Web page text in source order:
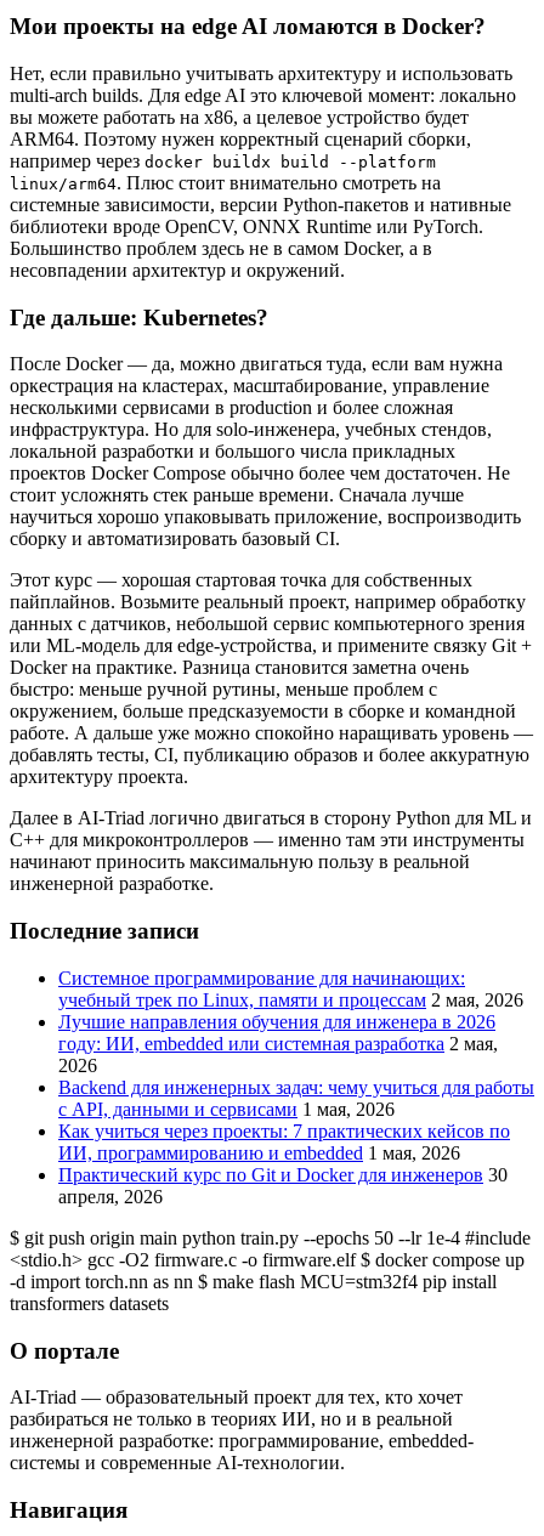
Мои проекты на edge AI ломаются в Docker?
Нет, если правильно учитывать архитектуру и использовать
multi-arch builds. Для edge AI это ключевой момент: локально
вы можете работать на x86, а целевое устройство будет
ARM64. Поэтому нужен корректный сценарий сборки,
например через docker buildx build --platform
linux/arm64. Плюс стоит внимательно смотреть на
системные зависимости, версии Python-пакетов и нативные
библиотеки вроде OpenCV, ONNX Runtime или PyTorch.
Большинство проблем здесь не в самом Docker, а в
несовпадении архитектур и окружений.
Где дальше: Kubernetes?
После Docker — да, можно двигаться туда, если вам нужна
оркестрация на кластерах, масштабирование, управление
несколькими сервисами в production и более сложная
инфраструктура. Но для solo-инженера, учебных стендов,
локальной разработки и большого числа прикладных
проектов Docker Compose обычно более чем достаточен. Не
стоит усложнять стек раньше времени. Сначала лучше
научиться хорошо упаковывать приложение, воспроизводить
сборку и автоматизировать базовый CI.
Этот курс — хорошая стартовая точка для собственных
пайплайнов. Возьмите реальный проект, например обработку
данных с датчиков, небольшой сервис компьютерного зрения
или ML-модель для edge-устройства, и примените связку Git +
Docker на практике. Разница становится заметна очень
быстро: меньше ручной рутины, меньше проблем с
окружением, больше предсказуемости в сборке и командной
работе. А дальше уже можно спокойно наращивать уровень —
добавлять тесты, CI, публикацию образов и более аккуратную
архитектуру проекта.
Далее в AI-Triad логично двигаться в сторону Python для ML и
C++ для микроконтроллеров — именно там эти инструменты
начинают приносить максимальную пользу в реальной
инженерной разработке.
Последние записи
Системное программирование для начинающих:
учебный трек по Linux, памяти и процессам 2 мая, 2026
Лучшие направления обучения для инженера в 2026
году: ИИ, embedded или системная разработка 2 мая,
2026
Backend для инженерных задач: чему учиться для работы
с API, данными и сервисами 1 мая, 2026
Как учиться через проекты: 7 практических кейсов по
ИИ, программированию и embedded 1 мая, 2026
Практический курс по Git и Docker для инженеров 30
апреля, 2026
$ git push origin main python train.py --epochs 50 --lr 1e-4 #include
<stdio.h> gcc -O2 firmware.c -o firmware.elf $ docker compose up
-d import torch.nn as nn $ make flash MCU=stm32f4 pip install
transformers datasets
О портале
AI-Triad — образовательный проект для тех, кто хочет
разбираться не только в теориях ИИ, но и в реальной
инженерной разработке: программирование, embedded-
системы и современные AI-технологии.
Навигация